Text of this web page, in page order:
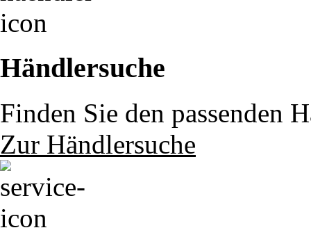
Händlersuche
Finden Sie den passenden
Zur Händlersuche